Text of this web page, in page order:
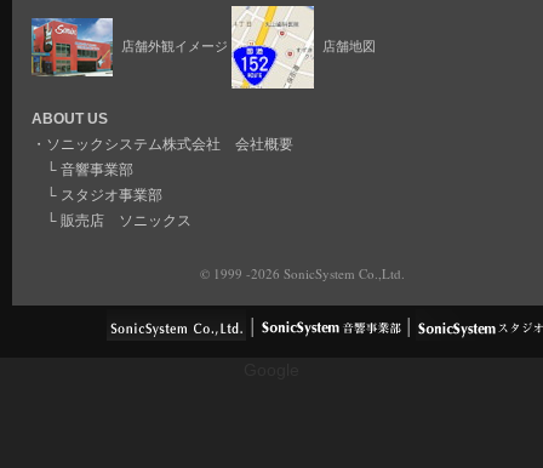
店舗外観イメージ 店舗地図
ABOUT US
・ ソニックシステム株式会社 会社概要
└ 音響事業部
└ スタジオ事業部
└ 販売店 ソニックス
© 1999 -2026 SonicSystem Co.,Ltd.